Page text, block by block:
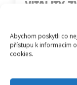
Abychom poskytli co
přístupu k informacím
cookies.
VITALITY